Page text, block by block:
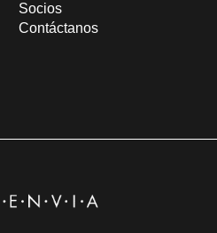
Socios
Contáctanos